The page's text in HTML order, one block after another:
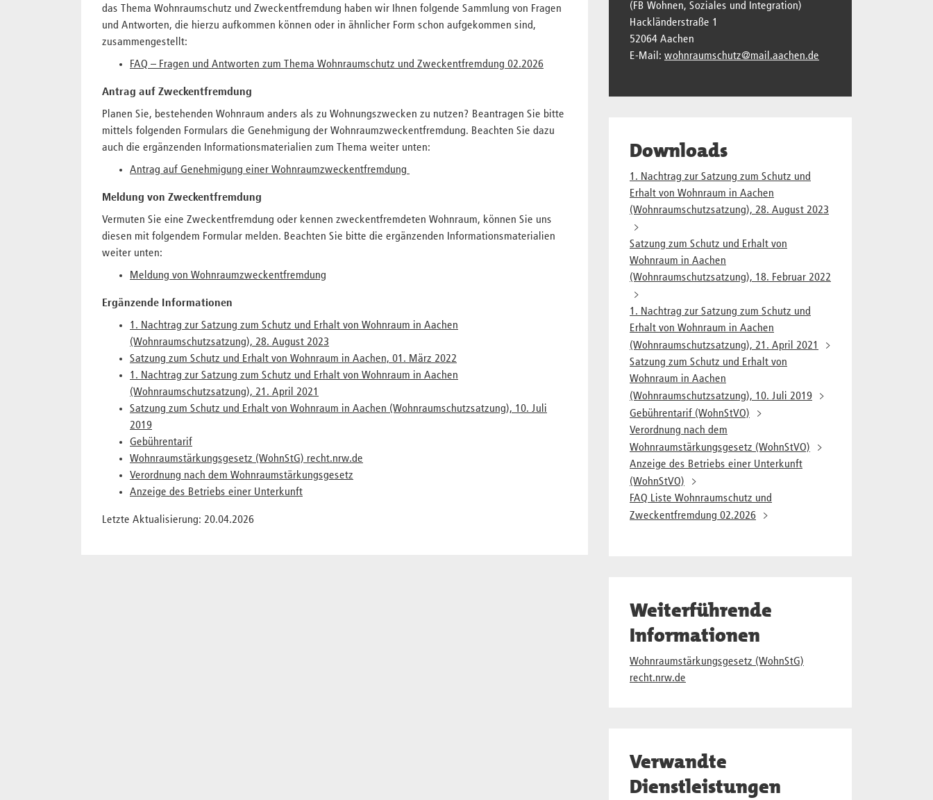
das Thema Wohnraumschutz und Zweckentfremdung haben wir Ihnen folgende Sammlung von Fragen
und Antworten, die hierzu aufkommen können oder in ähnlicher Form schon aufgekommen sind,
zusammengestellt:
FAQ – Fragen und Antworten zum Thema Wohnraumschutz und Zweckentfremdung 02.2026
Antrag auf Zweckentfremdung
Planen Sie, bestehenden Wohnraum anders als zu Wohnungszwecken zu nutzen? Beantragen Sie bitte
mittels folgenden Formulars die Genehmigung der Wohnraumzweckentfremdung. Beachten Sie dazu
auch die ergänzenden Informationsmaterialien zum Thema weiter unten:
Antrag auf Genehmigung einer Wohnraumzweckentfremdung
Meldung von Zweckentfremdung
Vermuten Sie eine Zweckentfremdung oder kennen zweckentfremdeten Wohnraum, können Sie uns
diesen mit folgendem Formular melden. Beachten Sie bitte die ergänzenden Informationsmaterialien
weiter unten:
Meldung von Wohnraumzweckentfremdung
Ergänzende Informationen
1. Nachtrag zur Satzung zum Schutz und Erhalt von Wohnraum in Aachen
(Wohnraumschutzsatzung), 28. August 2023
Satzung zum Schutz und Erhalt von Wohnraum in Aachen, 01. März 2022
1. Nachtrag zur Satzung zum Schutz und Erhalt von Wohnraum in Aachen
(Wohnraumschutzsatzung), 21. April 2021
Satzung zum Schutz und Erhalt von Wohnraum in Aachen (Wohnraumschutzsatzung), 10. Juli
2019
Gebührentarif
Wohnraumstärkungsgesetz (WohnStG) recht.nrw.de
Verordnung nach dem Wohnraumstärkungsgesetz
Anzeige des Betriebs einer Unterkunft
Letzte Aktualisierung: 20.04.2026
(FB Wohnen, Soziales und Integration)
Hackländerstraße 1
52064 Aachen
E-Mail: wohnraumschutz@mail.aachen.de
Downloads
1. Nachtrag zur Satzung zum Schutz und
Erhalt von Wohnraum in Aachen
(Wohnraumschutzsatzung), 28. August 2023
Satzung zum Schutz und Erhalt von
Wohnraum in Aachen
(Wohnraumschutzsatzung), 18. Februar 2022
1. Nachtrag zur Satzung zum Schutz und
Erhalt von Wohnraum in Aachen
(Wohnraumschutzsatzung), 21. April 2021
Satzung zum Schutz und Erhalt von
Wohnraum in Aachen
(Wohnraumschutzsatzung), 10. Juli 2019
Gebührentarif (WohnStVO)
Verordnung nach dem
Wohnraumstärkungsgesetz (WohnStVO)
Anzeige des Betriebs einer Unterkunft
(WohnStVO)
FAQ Liste Wohnraumschutz und
Zweckentfremdung 02.2026
Weiterführende
Informationen
Wohnraumstärkungsgesetz (WohnStG)
recht.nrw.de
Verwandte
Dienstleistungen